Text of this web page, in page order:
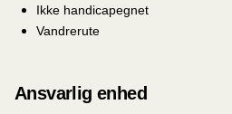
Ikke handicapegnet
Vandrerute
Ansvarlig enhed